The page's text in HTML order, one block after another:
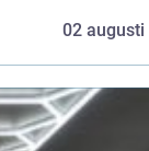
02 augusti